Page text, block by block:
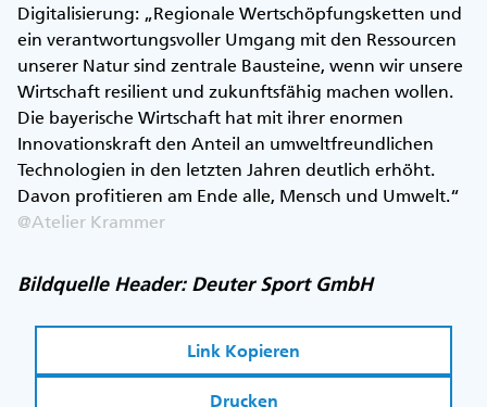
Digitalisierung: „Regionale Wertschöpfungsketten und
ein verantwortungsvoller Umgang mit den Ressourcen
unserer Natur sind zentrale Bausteine, wenn wir unsere
Wirtschaft resilient und zukunftsfähig machen wollen.
Die bayerische Wirtschaft hat mit ihrer enormen
Innovationskraft den Anteil an umweltfreundlichen
Technologien in den letzten Jahren deutlich erhöht.
Davon profitieren am Ende alle, Mensch und Umwelt.“
@Atelier Krammer
Bildquelle Header: Deuter Sport GmbH
Link Kopieren
Drucken